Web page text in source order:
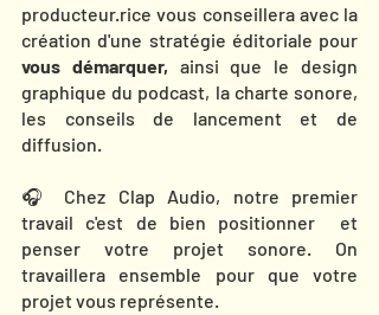
producteur.rice vous conseillera avec la
vous démarquer, ainsi que
le design
graphique du podcast, la charte sonore,
les conseils de lancement et de
diffusion.
🎧 Chez Clap Audio, notre premier
travail c'est de bien positionner  et
penser votre projet sonore. On
travaillera ensemble pour que votre
projet vous représente.